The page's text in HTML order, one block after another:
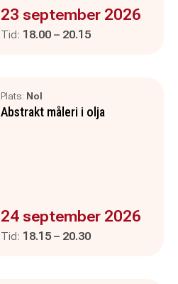
Evenemanget är :
23 september 2026
Tid: Pågår mellan
18.00 – och
20.15
Plats: Nol
Abstrakt måleri i olja
Evenemanget är :
24 september 2026
Tid: Pågår mellan
18.15 – och
20.30